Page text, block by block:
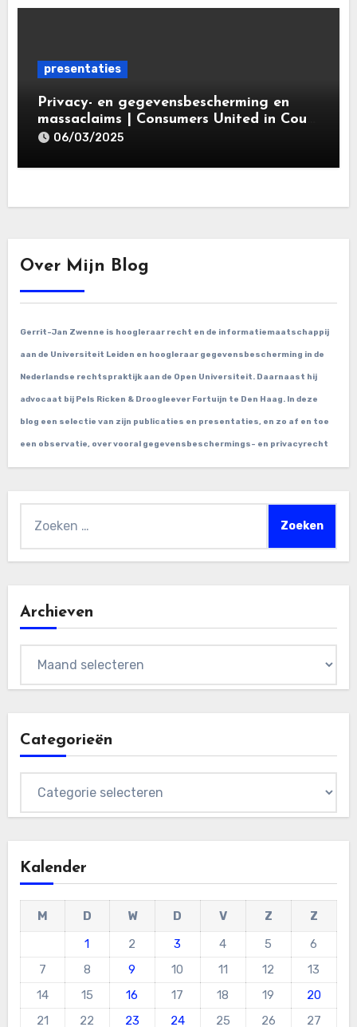
presentaties
Privacy- en gegevensbescherming en
massaclaims | Consumers United in Court
(‘CUIC’) | Volkshotel A’dam 6 maart
06/03/2025
Over Mijn Blog
Gerrit-Jan Zwenne is hoogleraar recht en de informatiemaatschappij
aan de Universiteit Leiden en hoogleraar gegevensbescherming in de
Nederlandse rechtspraktijk aan de Open Universiteit. Daarnaast hij
advocaat bij Pels Ricken & Droogleever Fortuijn te Den Haag. In deze
blog een selectie van zijn publicaties en presentaties, en zo af en toe
een observatie, over vooral gegevensbeschermings- en privacyrecht
Archieven
Categorieën
Kalender
M D W D V Z
Z
1
2 3 4 5
6
7
8 9 10 11 12
13
14
15 16 17 18 19
20
21
22 23 24 25 26 27